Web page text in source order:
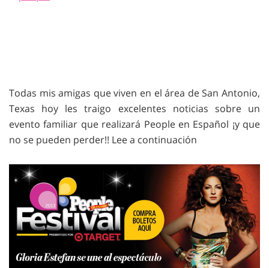
Todas mis amigas que viven en el área de San Antonio,
Texas hoy les traigo excelentes noticias sobre un
evento familiar que realizará People en Español ¡y que
no se pueden perder!! Lee a continuación